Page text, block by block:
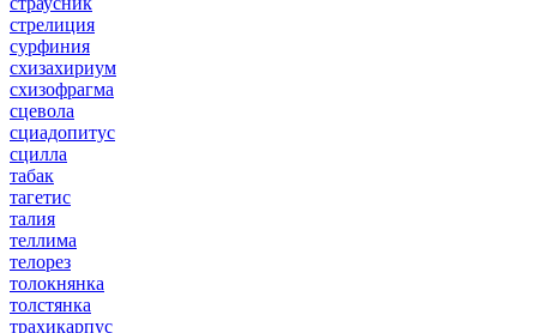
стрелиция
сурфиния
схизахириум
схизофрагма
сцевола
сциадопитус
сцилла
табак
тагетис
талия
теллима
телорез
толокнянка
толстянка
трахикарпус